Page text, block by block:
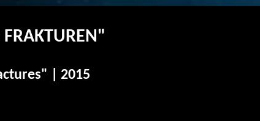
| 2015